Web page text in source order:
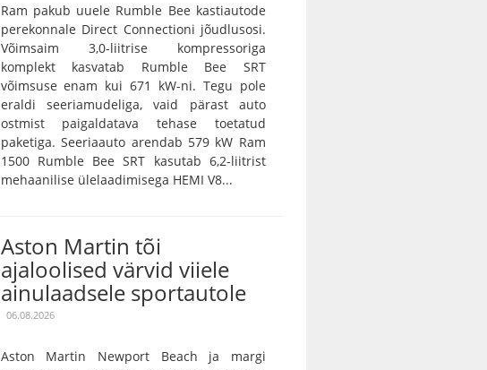
Ram pakub uuele Rumble Bee kastiautode
perekonnale Direct Connectioni jõudlusosi.
Võimsaim 3,0-liitrise kompressoriga
komplekt kasvatab Rumble Bee SRT
võimsuse enam kui 671 kW-ni. Tegu pole
eraldi seeriamudeliga, vaid pärast auto
ostmist paigaldatava tehase toetatud
paketiga. Seeriaauto arendab 579 kW Ram
1500 Rumble Bee SRT kasutab 6,2-liitrist
mehaanilise ülelaadimisega HEMI V8...
Aston Martin tõi
ajaloolised värvid viiele
ainulaadsele sportautole
06.08.2026
Aston Martin Newport Beach ja margi